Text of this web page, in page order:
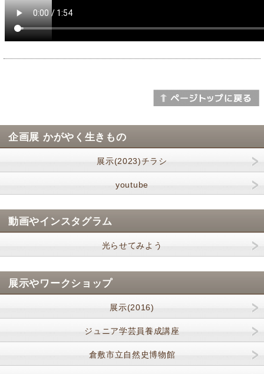
企画展 かがやく生きもの
展示(2023)チラシ
youtube
動画やインスタグラム
光らせてみよう
展示やワークショップ
展示(2016)
ジュニア学芸員養成講座
倉敷市立自然史博物館